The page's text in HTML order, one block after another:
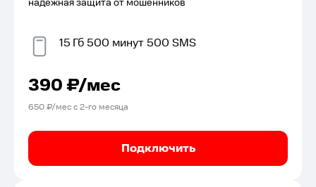
надёжная защита от мошенников
15 Гб500 минут500 SMS
390₽/мес
650₽/мес с2-го месяца
Подключить